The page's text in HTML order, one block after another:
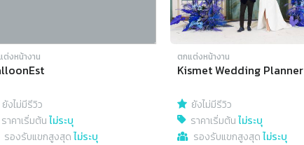
ต่งหน้างาน
ยังไม่มีรีวิว
ราคาเริ่มต้นไม่ระบุ
รองรับแขกสูงสุดไม่ระบุ
ตกแต่งหน้างาน
Kismet Wedding Planner
ยังไม่มีรีวิว
ราคาเริ่มต้นไม่ระบุ
รองรับแขกสูงสุดไม่ระบุ